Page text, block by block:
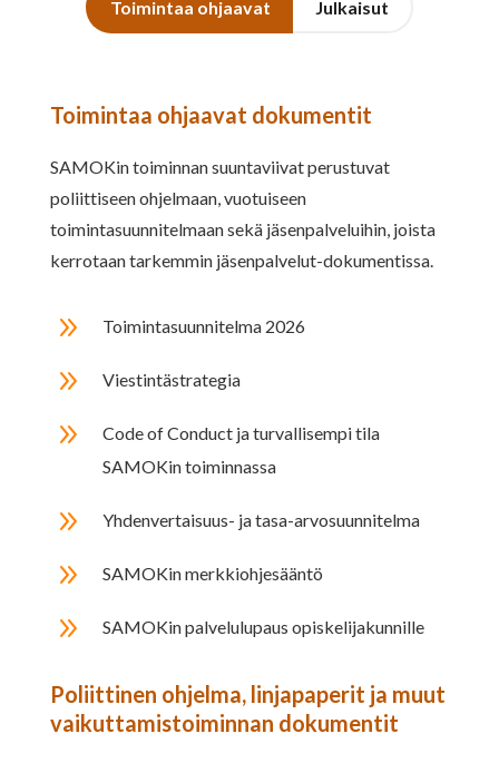
Toimintaa ohjaavat Julkaisut
Toimintaa ohjaavat dokumentit
SAMOKin toiminnan suuntaviivat perustuvat
poliittiseen ohjelmaan, vuotuiseen
toimintasuunnitelmaan sekä jäsenpalveluihin, joista
kerrotaan tarkemmin jäsenpalvelut-dokumentissa.
9 Toimintasuunnitelma 2026
9 Viestintästrategia
9
Code of Conduct ja turvallisempi tila
SAMOKin toiminnassa
9 Yhdenvertaisuus- ja tasa-arvosuunnitelma
9 SAMOKin merkkiohjesääntö
9 SAMOKin palvelulupaus opiskelijakunnille
Poliittinen ohjelma, linjapaperit ja muut
vaikuttamistoiminnan dokumentit